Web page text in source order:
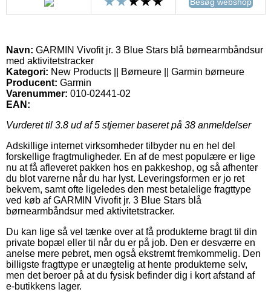
Navn: GARMIN Vivofit jr. 3 Blue Stars blå børnearmbåndsur
med aktivitetstracker
Kategori: New Products || Børneure || Garmin børneure
Producent: Garmin
Varenummer: 010-02441-02
EAN:
Vurderet til 3.8 ud af 5 stjerner baseret på 38 anmeldelser
Adskillige internet virksomheder tilbyder nu en hel del
forskellige fragtmuligheder. En af de mest populære er lige
nu at få afleveret pakken hos en pakkeshop, og så afhenter
du blot varerne når du har lyst. Leveringsformen er jo ret
bekvem, samt ofte ligeledes den mest betalelige fragttype
ved køb af GARMIN Vivofit jr. 3 Blue Stars blå
børnearmbåndsur med aktivitetstracker.
Du kan lige så vel tænke over at få produkterne bragt til din
private bopæl eller til når du er på job. Den er desværre en
anelse mere pebret, men også ekstremt fremkommelig. Den
billigste fragttype er unægtelig at hente produkterne selv,
men det beroer på at du fysisk befinder dig i kort afstand af
e-butikkens lager.